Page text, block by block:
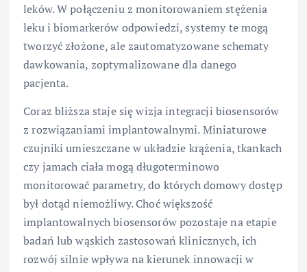
leków. W połączeniu z monitorowaniem stężenia
leku i biomarkerów odpowiedzi, systemy te mogą
tworzyć złożone, ale zautomatyzowane schematy
dawkowania, zoptymalizowane dla danego
pacjenta.
Coraz bliższa staje się wizja integracji biosensorów
z rozwiązaniami implantowalnymi. Miniaturowe
czujniki umieszczane w układzie krążenia, tkankach
czy jamach ciała mogą długoterminowo
monitorować parametry, do których domowy dostęp
był dotąd niemożliwy. Choć większość
implantowalnych biosensorów pozostaje na etapie
badań lub wąskich zastosowań klinicznych, ich
rozwój silnie wpływa na kierunek innowacji w